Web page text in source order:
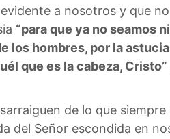
a nosotros y que
“para que ya no seamos
hombres, por la
que es la cabeza, Cristo”
de lo que
del Señor escondida en